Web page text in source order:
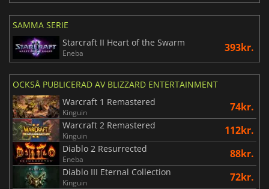
SAMMA SERIE
Starcraft II Heart of the Swarm
Eneba 393kr.
OCKSÅ PUBLICERAD AV BLIZZARD ENTERTAINMENT
Warcraft 1 Remastered
Kinguin 74kr.
Warcraft 2 Remastered
Kinguin 112kr.
Diablo 2 Resurrected
Eneba 88kr.
Diablo III Eternal Collection
Kinguin 72kr.